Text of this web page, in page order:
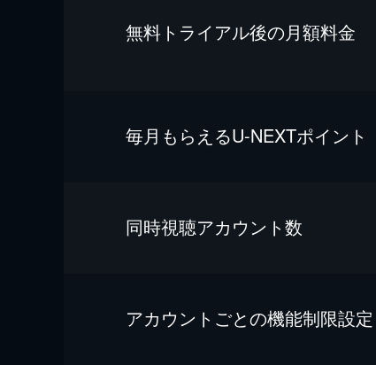
無料トライアル後の⽉額料金
毎⽉もらえるU-NEXTポイント
同時視聴アカウント数
アカウントごとの機能制限設定